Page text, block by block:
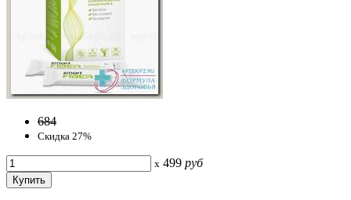
684
Скидка 27%
x 499 руб